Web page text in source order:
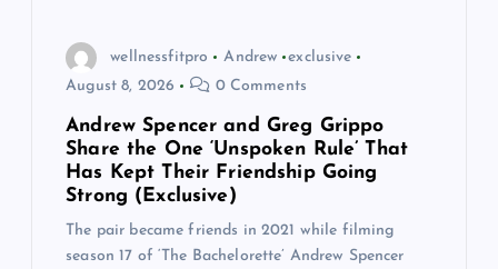
wellnessfitpro Andrew
exclusive
August 8, 2026
0 Comments
Andrew Spencer and Greg Grippo
Share the One ‘Unspoken Rule’ That
Has Kept Their Friendship Going
Strong (Exclusive)
The pair became friends in 2021 while filming
season 17 of ‘The Bachelorette’ Andrew Spencer